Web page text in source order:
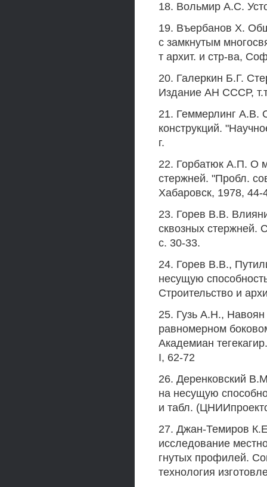
18. Вольмир А.С.
19. Въербанов X.
с замкнутым
т архит. и стр-ва,
20. Галеркин Б.Г.
Издание АН СССР,
21. Геммерлинг А.В.
конструкций.
г.
22. Горбатюк А.П. О
стержней. "Пробл.
Хабаровск, 1978, 44-
23. Горев В.В.
сквозных стержней.
с. 30-33.
24. Горев В.В.,
несущую
Строительство и
25. Гузь А.Н.,
равномерном
Академиан
I, 62-72
26. Деренковский
на несущую
и табл.
27. Джан-Темиров
исследование
гнутых профилей.
технология